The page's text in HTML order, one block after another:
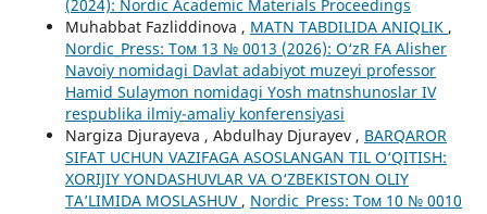
(2024): Nordic Academic Materials Proceedings
Muhabbat Fazliddinova , MATN TABDILIDA ANIQLIK ,
Nordic_Press: Том 13 № 0013 (2026): O‘zR FA Alisher
Navoiy nomidagi Davlat adabiyot muzeyi professor
Hamid Sulaymon nomidagi Yosh matnshunoslar IV
respublika ilmiy-amaliy konferensiyasi
Nargiza Djurayeva , Abdulhay Djurayev , BARQAROR
SIFAT UCHUN VAZIFAGA ASOSLANGAN TIL O‘QITISH:
XORIJIY YONDASHUVLAR VA O‘ZBEKISTON OLIY
TA’LIMIDA MOSLASHUV , Nordic_Press: Том 10 № 0010